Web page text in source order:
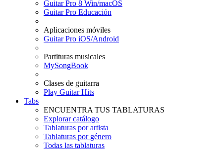
Guitar Pro 8 Win/macOS
Guitar Pro Educación
Aplicaciones móviles
Guitar Pro iOS/Android
Partituras musicales
MySongBook
Clases de guitarra
Play Guitar Hits
Tabs
ENCUENTRA TUS TABLATURAS
Explorar catálogo
Tablaturas por artista
Tablaturas por género
Todas las tablaturas